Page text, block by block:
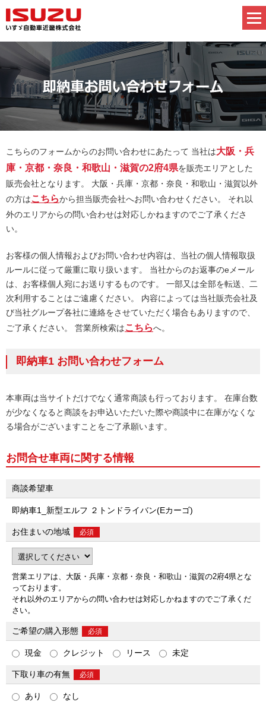
こちらのフォームからのお問い合わせにあたって 当社は大阪・兵
庫・京都・奈良・和歌山・滋賀の2府4県を販売エリアとした
販売会社となります。
大阪・兵庫・京都・奈良・和歌山・滋賀以外
の方はこちらから担当販売会社へお問い合わせください。
それ以
外のエリアからの問い合わせは対応しかねますのでご了承くださ
い。
お客様の個人情報およびお問い合わせ内容は、当社の個人情報取扱
ルールに従って厳重に取り扱います。
当社からのお返事のeメール
は、お客様個人宛にお送りするものです。
一部又は全部を転送、二
次利用することはご遠慮ください。
内容によっては当社販売会社及
び当社グループ各社に連絡をさせていただく場合もありますので、
ご了承ください。
営業所検索はこちらへ。
即納車1 お問い合わせフォーム
本車両は当サイトだけでなく通常商談も行っております。
在庫台数
が少なくなると商談をお申込いただいた際や商談中に在庫がなくな
る場合がございますことをご了承願います。
お問合せ車両に関する情報
商談希望車
即納車1_新型エルフ ２トンドライバン(Eカーゴ)
お住まいの地域 必須
営業エリアは、大阪・兵庫・京都・奈良・和歌山・滋賀の2府4県とな
っております。
それ以外のエリアからの問い合わせは対応しかねますのでご了承くだ
さい。
ご希望の購入形態 必須
現金 クレジット リース 未定
下取り車の有無 必須
あり なし